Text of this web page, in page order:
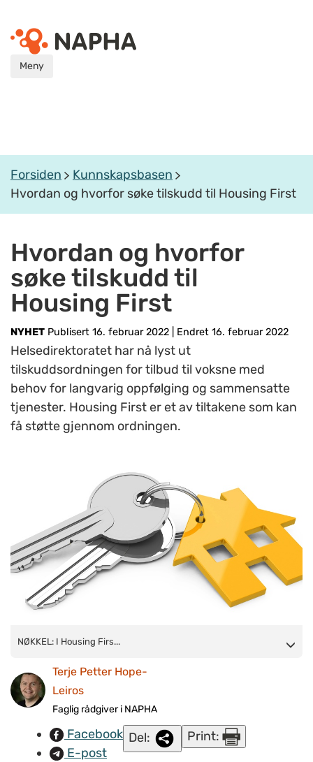
Meny
Forsiden
Kunnskapsbasen
Hvordan og hvorfor søke tilskudd til Housing First
Hvordan og hvorfor
søke tilskudd til
Housing First
NYHET Publisert 16. februar 2022 Endret 16. februar 2022
Helsedirektoratet har nå lyst ut
tilskuddsordningen for tilbud til voksne med
behov for langvarig oppfølging og sammensatte
tjenester. Housing First er et av tiltakene som kan
få støtte gjennom ordningen.
NØKKEL: I Housing First er målet å tilby et helhetlig
imidlertid med bolig: å få noen ut av bostedsløshet kan være
nøkkelen til bedring. (Illustrasjon:
NØKKEL: I Housing Firs...
Terje Petter Hope-
Leiros
Faglig rådgiver i NAPHA
Facebook
E-post
Del: Print: